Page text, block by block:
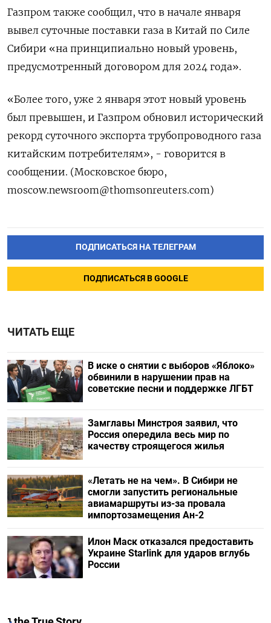
Газпром также сообщил, что в начале января
вывел суточные поставки газа в Китай по Силе
Сибири «на принципиально новый уровень,
предусмотренный договором для 2024 года».
«Более того, уже 2 января этот новый уровень
был превышен, и Газпром обновил исторический
рекорд суточного экспорта трубопроводного газа
китайским потребителям», - говорится в
сообщении. (Московское бюро,
moscow.newsroom@thomsonreuters.com)
ПОДПИСАТЬСЯ НА ТЕЛЕГРАМ
ПОДПИСАТЬСЯ В GOOGLE
ЧИТАТЬ ЕЩЕ
В иске о снятии с выборов «Яблоко»
обвинили в нарушении прав на
советские песни и поддержке ЛГБТ
Замглавы Минстроя заявил, что
Россия опередила весь мир по
качеству строящегося жилья
«Летать не на чем». В Сибири не
смогли запустить региональные
авиамаршруты из-за провала
импортозамещения Ан-2
Илон Маск отказался предоставить
Украине Starlink для ударов вглубь
России